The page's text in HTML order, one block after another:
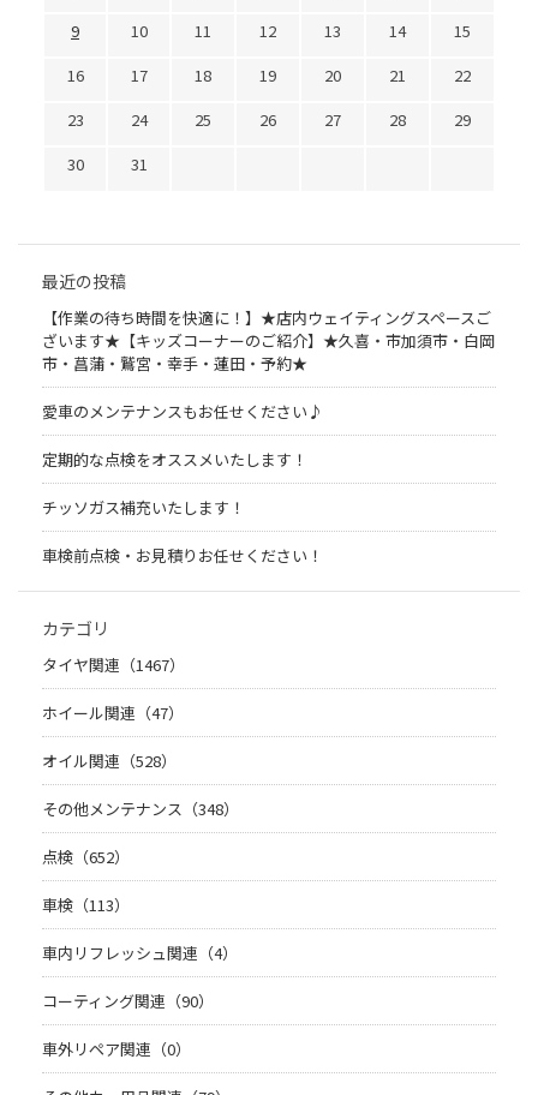
9
10 11 12 13 14
15
16
17 18 19 20 21
22
23
24 25 26 27 28
29
30
31
最近の投稿
【作業の待ち時間を快適に！】★店内ウェイティングスペースご
ざいます★【キッズコーナーのご紹介】★久喜・市加須市・白岡
市・菖蒲・鷲宮・幸手・蓮田・予約★
愛車のメンテナンスもお任せください♪
定期的な点検をオススメいたします！
チッソガス補充いたします！
車検前点検・お見積りお任せください！
カテゴリ
タイヤ関連（1467）
ホイール関連（47）
オイル関連（528）
その他メンテナンス（348）
点検（652）
車検（113）
車内リフレッシュ関連（4）
コーティング関連（90）
車外リペア関連（0）